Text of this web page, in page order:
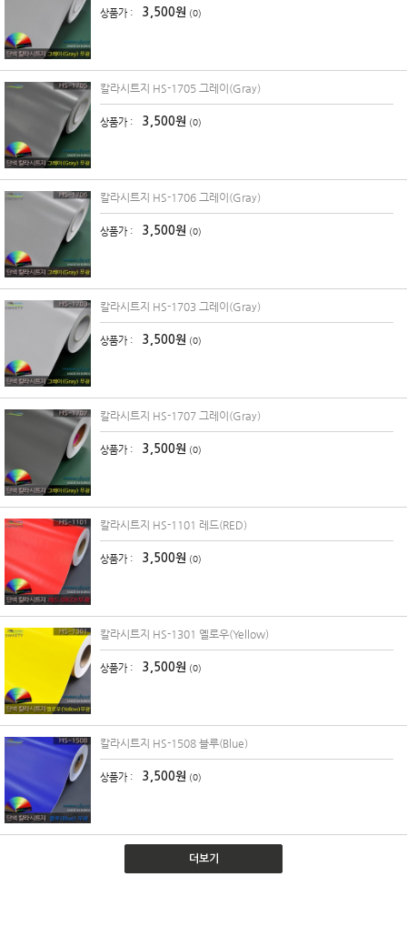
상품가 : 3,500원 (0)
칼라시트지 HS-1705 그레이(Gray)
상품가 : 3,500원 (0)
칼라시트지 HS-1706 그레이(Gray)
상품가 : 3,500원 (0)
칼라시트지 HS-1703 그레이(Gray)
상품가 : 3,500원 (0)
칼라시트지 HS-1707 그레이(Gray)
상품가 : 3,500원 (0)
칼라시트지 HS-1101 레드(RED)
상품가 : 3,500원 (0)
칼라시트지 HS-1301 옐로우(Yellow)
상품가 : 3,500원 (0)
칼라시트지 HS-1508 블루(Blue)
상품가 : 3,500원 (0)
더보기